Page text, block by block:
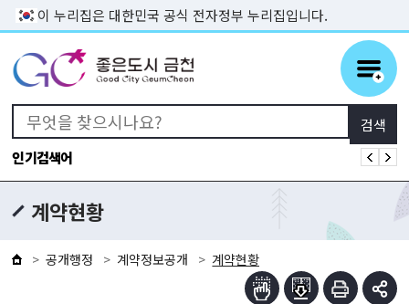
본문 바로가기
이 누리집은 대한민국 공식 전자정부 누리집입니다.
인기검색어
계약현황
공개행정 계약정보공개 계약현황